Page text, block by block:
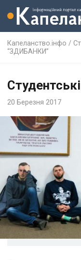
Капеланство.інфо /
“ЗДИБАНКИ”
20 Березня 2017